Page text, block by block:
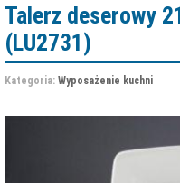
W KINACH
Talerz deserowy
(LU2731)
Kategoria: Wyposażenie kuchni